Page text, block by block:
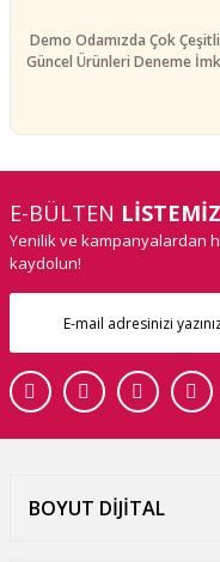
Demo Odamızda Çok Çeşitli
Güncel Ürünleri Deneme
E-BÜLTEN
Yenilik ve kampanyalardan
kaydolun!
BOYUT DİJİTAL